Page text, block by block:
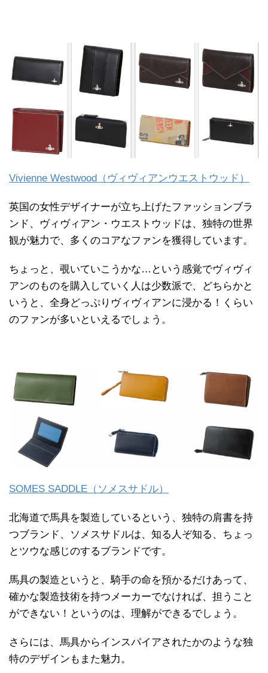
Vivienne Westwood（ヴィヴィアンウエストウッド）
英国の女性デザイナーが立ち上げたファッションブラ
ンド、ヴィヴィアン・ウエストウッドは、独特の世界
観が魅力で、多くのコアなファンを獲得しています。
ちょっと、覗いていこうかな…という感覚でヴィヴィ
アンのものを購入していく人は少数派で、どちらかと
いうと、全身どっぷりヴィヴィアンに浸かる！くらい
のファンが多いといえるでしょう。
SOMES SADDLE（ソメスサドル）
北海道で馬具を製造しているという、独特の肩書を持
つブランド、ソメスサドルは、知る人ぞ知る、ちょっ
とツウな感じのするブランドです。
馬具の製造というと、騎手の命を預かるだけあって、
確かな製造技術を持つメーカーでなければ、担うこと
ができない！というのは、理解ができるでしょう。
さらには、馬具からインスパイアされたかのような独
特のデザインもまた魅力。